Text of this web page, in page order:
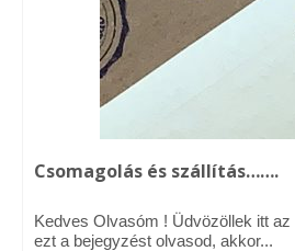
Vásárok, ahol velem is
Alapanyagok, kellékek
Ellynor története
Adatkezelési tájékoztató
Csomagolás és szállítás…….
Kedves Olvasóm ! Üdvözöllek itt
ezt a bejegyzést olvasod, akkor...